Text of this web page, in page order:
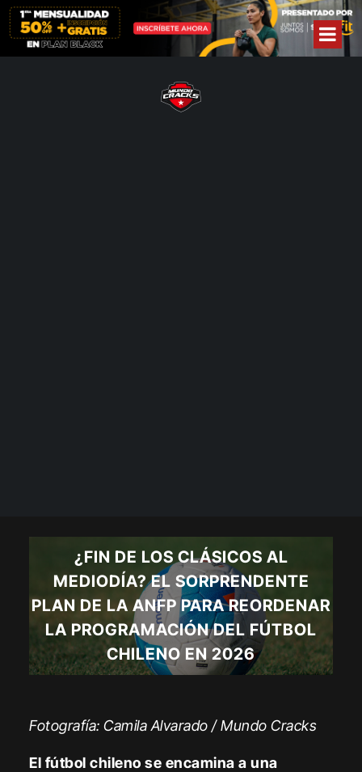
¿FIN DE LOS CLÁSICOS AL
MEDIODÍA? EL SORPRENDENTE
PLAN DE LA ANFP PARA REORDENAR
LA PROGRAMACIÓN DEL FÚTBOL
CHILENO EN 2026
Fotografía: Camila Alvarado / Mundo Cracks
El fútbol chileno se encamina a una